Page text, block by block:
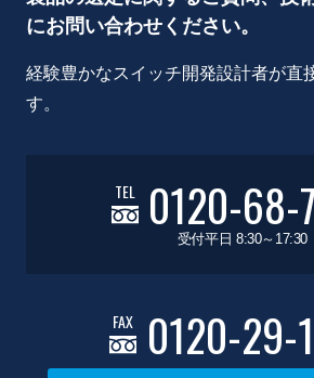
にお問い合わせください。
経験豊かなスイッチ開発設計者が直
す。
TEL 0120-68-
受付平日 8:30～17:30
FAX 0120-29-